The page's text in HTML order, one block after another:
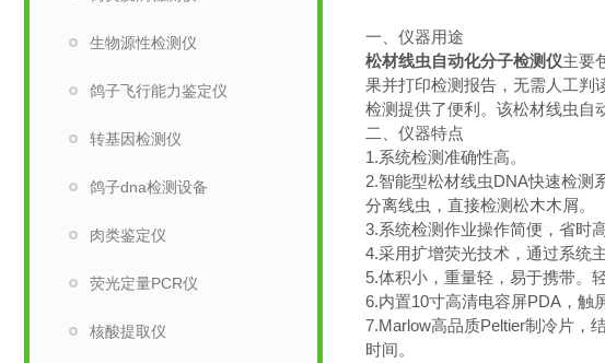
生物源性检测仪
鸽子飞行能力鉴定仪
转基因检测仪
鸽子dna检测设备
肉类鉴定仪
荧光定量PCR仪
核酸提取仪
一、仪器用途
松材线虫自动化分子检测仪主要
果并打印检测报告，无需人工判
检测提供了便利。该松材线虫自
二、仪器特点
1.系统检测准确性高。
2.智能型松材线虫DNA快速检测
分离线虫，直接检测松木木屑。
3.系统检测作业操作简便，省时
4.采用扩增荧光技术，通过系统
5.体积小，重量轻，易于携带。
6.内置10寸高清电容屏PDA，触
7.Marlow高品质Peltier制冷片，
时间。